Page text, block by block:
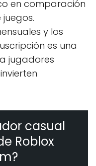
en comparación
y los
es una
jugadores
casual
Roblox